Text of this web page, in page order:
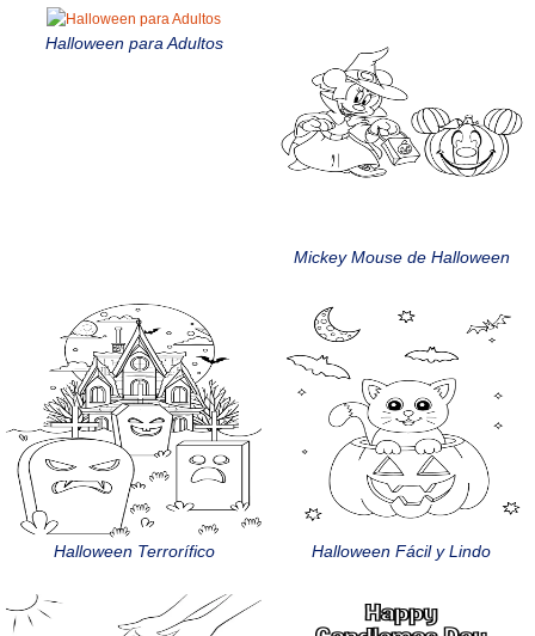
Halloween para Adultos
Mickey Mouse de Halloween
Halloween Terrorífico Halloween Fácil y Lindo